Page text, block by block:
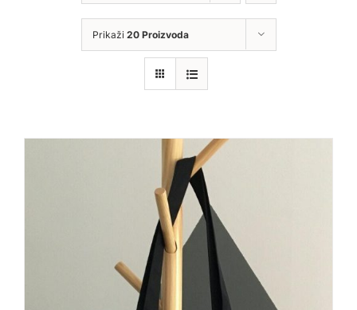
Prikaži 20 Proizvoda